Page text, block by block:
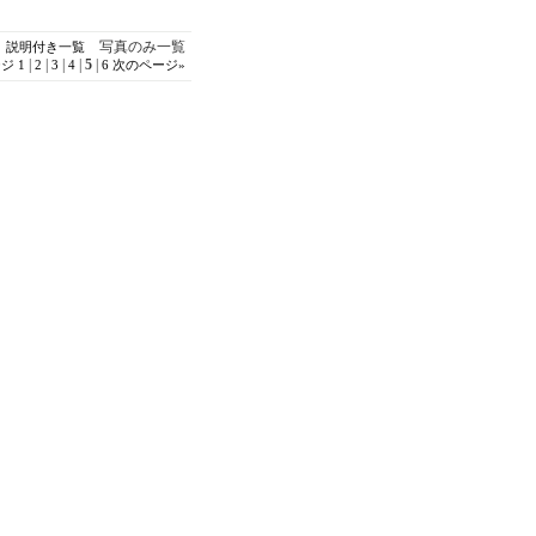
説明付き一覧写真のみ一覧
1 2 3 4| 5| 6 次のページ»